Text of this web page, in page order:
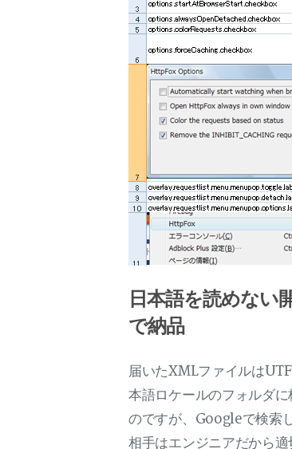
日本語を読めない
で納品
届いたXMLファイルは
本語ロケールのフォルダ
のですが、Googleで検索
相手はエンジニアだから